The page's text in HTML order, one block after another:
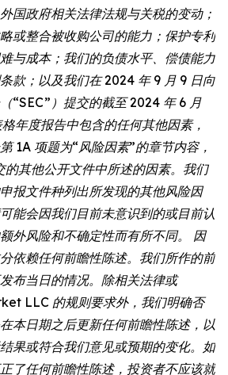
国政府相关法律法规与关税的变动；
或整合被收购公司的能力；保护专利
与成本；我们的负债水平、偿债能力
款；以及我们在 2024 年 9 月 9 日向
“SEC”）提交的截至 2024 年 6 月
年度报告中包含的任何其他因素，
1A 项题为“风险因素”的章节内容，
的其他公开文件中所述的因素。我们
报文件种列出所发现的其他风险因
能会因我们目前未意识到的或目前认
外风险和不确定性而有所不同。 因
依赖任何前瞻性陈述。我们所作的前
布当日的情况。除相关法律或
LLC 的规则要求外，我们明确否
本日期之后更新任何前瞻性陈述，以
果或符合我们意见或预期的变化。如
了任何前瞻性陈述，投资者不应该就